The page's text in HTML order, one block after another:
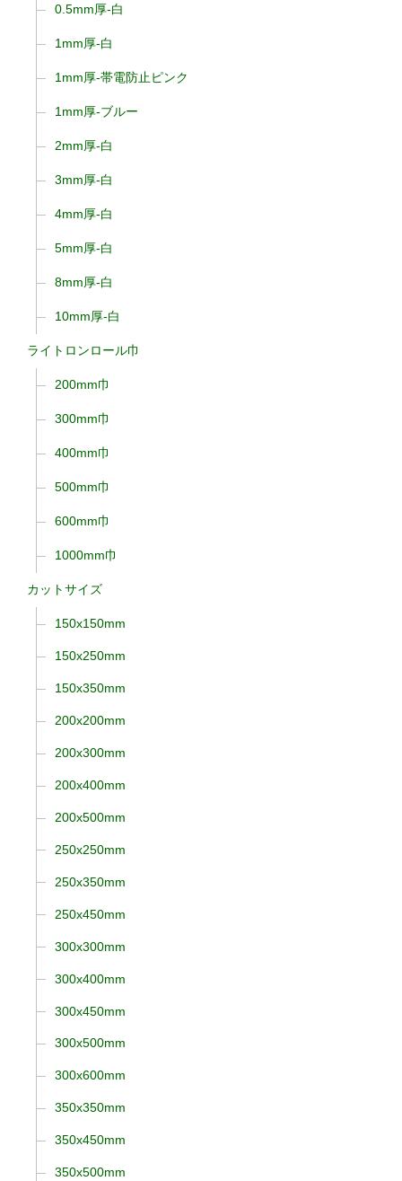
0.5mm厚-白
1mm厚-白
1mm厚-帯電防止ピンク
1mm厚-ブルー
2mm厚-白
3mm厚-白
4mm厚-白
5mm厚-白
8mm厚-白
10mm厚-白
ライトロンロール巾
200mm巾
300mm巾
400mm巾
500mm巾
600mm巾
1000mm巾
カットサイズ
150x150mm
150x250mm
150x350mm
200x200mm
200x300mm
200x400mm
200x500mm
250x250mm
250x350mm
250x450mm
300x300mm
300x400mm
300x450mm
300x500mm
300x600mm
350x350mm
350x450mm
350x500mm